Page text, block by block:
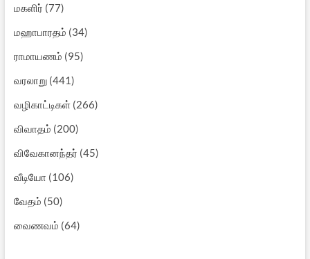
மகளிர் (77)
மஹாபாரதம் (34)
ராமாயணம் (95)
வரலாறு(441)
வழிகாட்டிகள்(266)
விவாதம் (200)
விவேகானந்தர் (45)
வீடியோ (106)
வேதம் (50)
வைணவம் (64)